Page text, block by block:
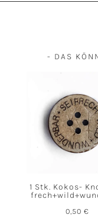
- DAS
1 Stk. Kokos-
0,50 €